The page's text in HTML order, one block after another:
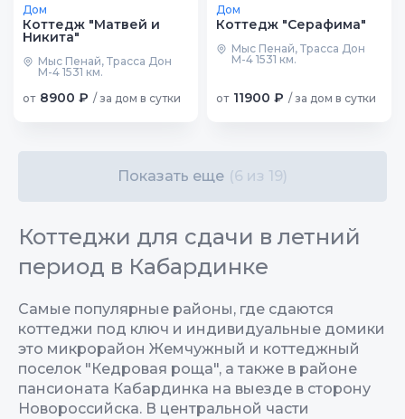
Дом
Коттедж "Матвей и
Никита"
Мыс Пенай, Трасса Дон
М-4 1531 км.
от 8900 ₽ / за дом в сутки
Дом
Коттедж "Серафима"
Мыс Пенай, Трасса Дон
М-4 1531 км.
от 11900 ₽ / за дом в сутки
Показать еще (6 из 19)
Коттеджи для сдачи в летний
период в Кабардинке
Самые популярные районы, где сдаются
коттеджи под ключ и индивидуальные домики
это микрорайон Жемчужный и коттеджный
поселок "Кедровая роща", а также в районе
пансионата Кабардинка на выезде в сторону
Новороссийска. В центральной части